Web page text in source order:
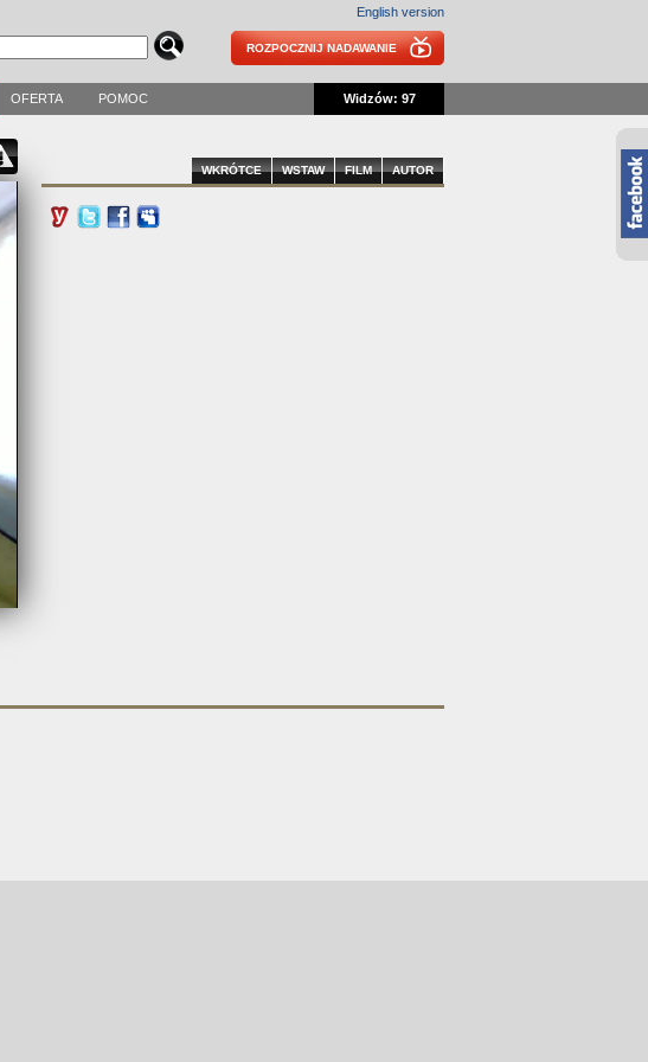
English version
ROZPOCZNIJ NADAWANIE
OFERTA POMOC Widzów: 97
AUTOR
FILM
WSTAW
WKRÓTCE